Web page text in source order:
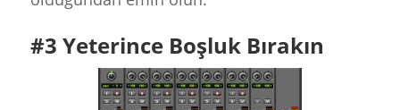
#3 Yeterince Boşluk Bırakın